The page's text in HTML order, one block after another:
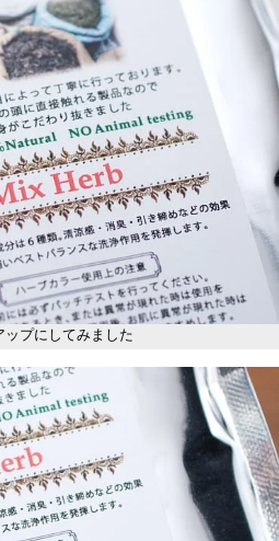
ップにしてみました